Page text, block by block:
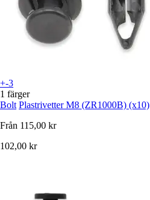
+-3
1 färger
Bolt Plastrivetter M8 (ZR1000B) (x10)
Från 115,00 kr
102,00 kr